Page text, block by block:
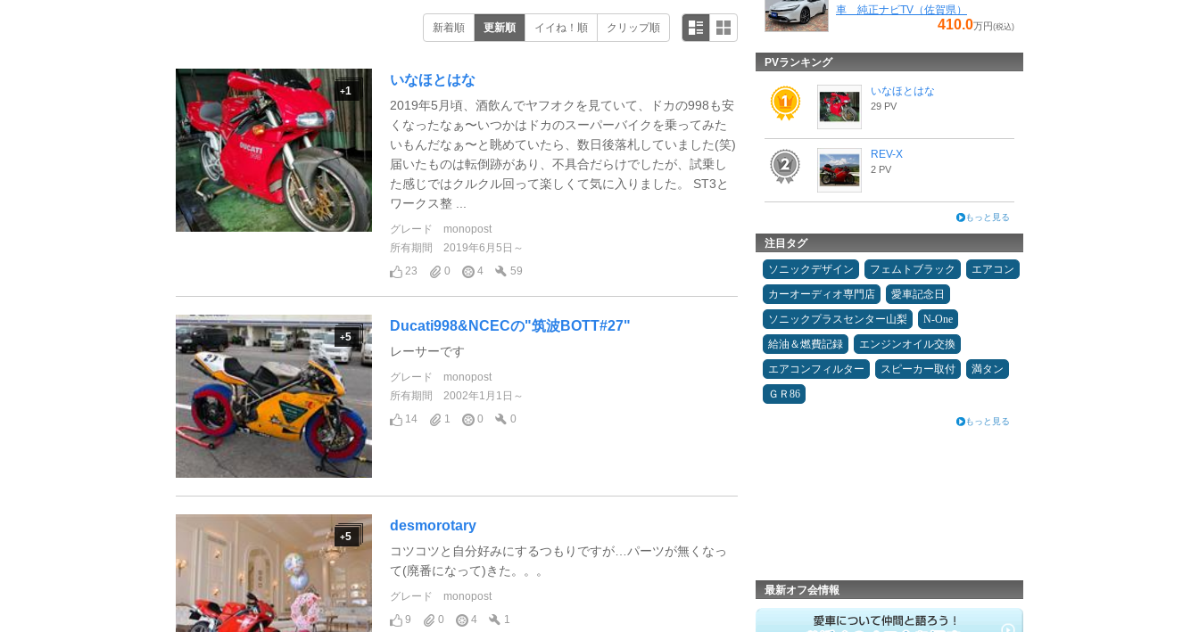
新着順 更新順 イイね！順 クリップ順
+1
いなほとはな
2019年5月頃、酒飲んでヤフオクを見ていて、ドカの998も安
くなったなぁ〜いつかはドカのスーパーバイクを乗ってみた
いもんだなぁ〜と眺めていたら、数日後落札していました(笑)
届いたものは転倒跡があり、不具合だらけでしたが、試乗し
た感じではクルクル回って楽しくて気に入りました。 ST3と
ワークス整 ...
グレード
monopost
所有期間
2019年6月5日～
23
0 4 59
+5
Ducati998&NCECの"筑波BOTT#27"
レーサーです
グレード
monopost
所有期間
2002年1月1日～
14
1 0 0
+5
desmorotary
コツコツと自分好みにするつもりですが…パーツが無くなっ
て(廃番になって)きた。。。
グレード
monopost
9
0 4 1
車 純正ナビTV（佐賀県）
410.0万円 (税込)
PVランキング
いなほとはな
29 PV
REV-X
2 PV
もっと見る
注目タグ
ソニックデザイン フェムトブラック
エアコン
カーオーディオ専門店
愛車記念日
ソニックプラスセンター山梨
N-One
給油＆燃費記録
エンジンオイル交換
エアコンフィルター
スピーカー取付
満タン
ＧＲ86
もっと見る
最新オフ会情報